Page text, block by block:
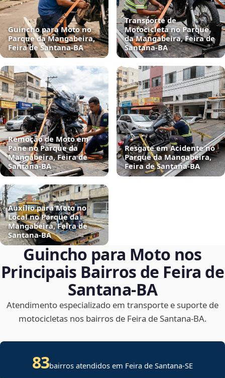
Guincho para Moto no
Parque da Mangabeira,
Feira de Santana‑BA
Transporte de
Motocicleta no Parque
da Mangabeira, Feira de
Santana‑BA
Remoção de Moto em
Pane no Parque da
Mangabeira, Feira de
Santana‑BA
Resgate em Acidente no
Parque da Mangabeira,
Feira de Santana‑BA
Auxílio para Moto no
Local no Parque da
Mangabeira, Feira de
Santana‑BA
Guincho para Moto nos
Principais Bairros de Feira de
Santana‑BA
Atendimento especializado em transporte e suporte de
motocicletas nos bairros de Feira de Santana‑BA.
83bairros atendidos em Feira de Santana-SE